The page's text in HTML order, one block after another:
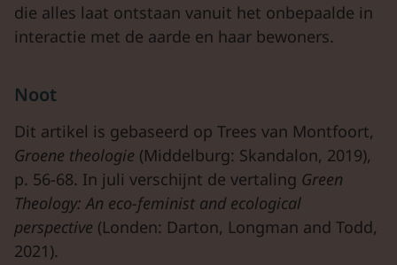
die alles laat ontstaan vanuit het onbepaalde in
interactie met de aarde en haar bewoners.
Noot
Dit artikel is gebaseerd op Trees van Montfoort,
Groene theologie (Middelburg: Skandalon, 2019),
p. 56-68. In juli verschijnt de vertaling Green
Theology: An eco-feminist and ecological
perspective (Londen: Darton, Longman and Todd,
2021).